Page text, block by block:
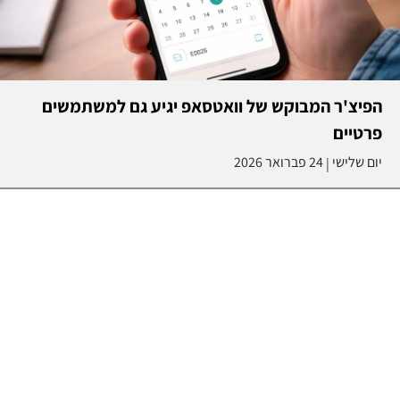
הפיצ'ר המבוקש של וואטסאפ יגיע גם למשתמשים
פרטיים
יום שלישי |24 פברואר 2026